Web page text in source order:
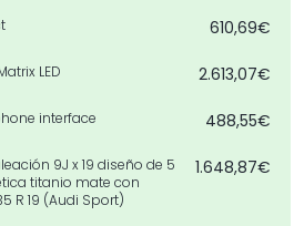
610,69€
LED 2.613,07€
interface 488,55€
9J x 19 diseño de 5
titanio mate con
R 19 (Audi Sport)
1.648,87€